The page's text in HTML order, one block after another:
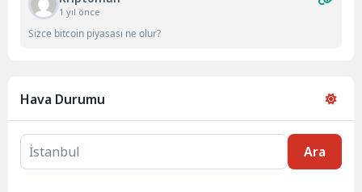
1 yıl önce
Sizce bitcoin piyasası ne olur?
Hava Durumu
Ara